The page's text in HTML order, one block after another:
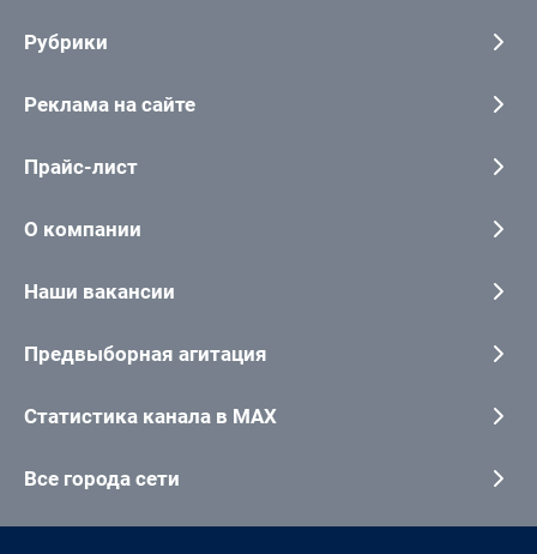
Рубрики
Реклама на сайте
Прайс-лист
О компании
Наши вакансии
Предвыборная агитация
Статистика канала в MAX
Все города сети